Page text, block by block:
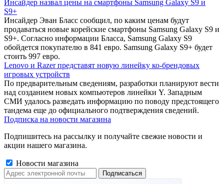
Инсайдер назвал цены на смартфоны Samsung Galaxy S9 и
S9+
Инсайдер Эван Бласс сообщил, по каким ценам будут
продаваться новые корейские смартфоны Samsung Galaxy S9 и
S9+. Согласно информации Бласса, Samsung Galaxy S9
обойдется покупателю в 841 евро. Samsung Galaxy S9+ будет
стоить 997 евро.
Lenovo и Razer представят новую линейку ко-брендовых
игровых устройств
По предварительным сведениям, разработки планируют вести
над созданием новых компьютеров линейки Y. Западным
СМИ удалось разведать информацию по поводу предстоящего
тандема еще до официального подтверждения сведений.
Подписка на новости магазина
Подпишитесь на рассылку и получайте свежие новости и
акции нашего магазина.
Новости магазина